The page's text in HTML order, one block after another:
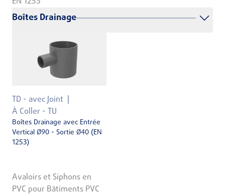
Boîtes Drainage
TD - avec Joint
À Coller - TU
Boîtes Drainage avec Entrée
Vertical Ø90 - Sortie Ø40 (EN
1253)
Avaloirs et Siphons en
PVC pour Bâtiments PVC